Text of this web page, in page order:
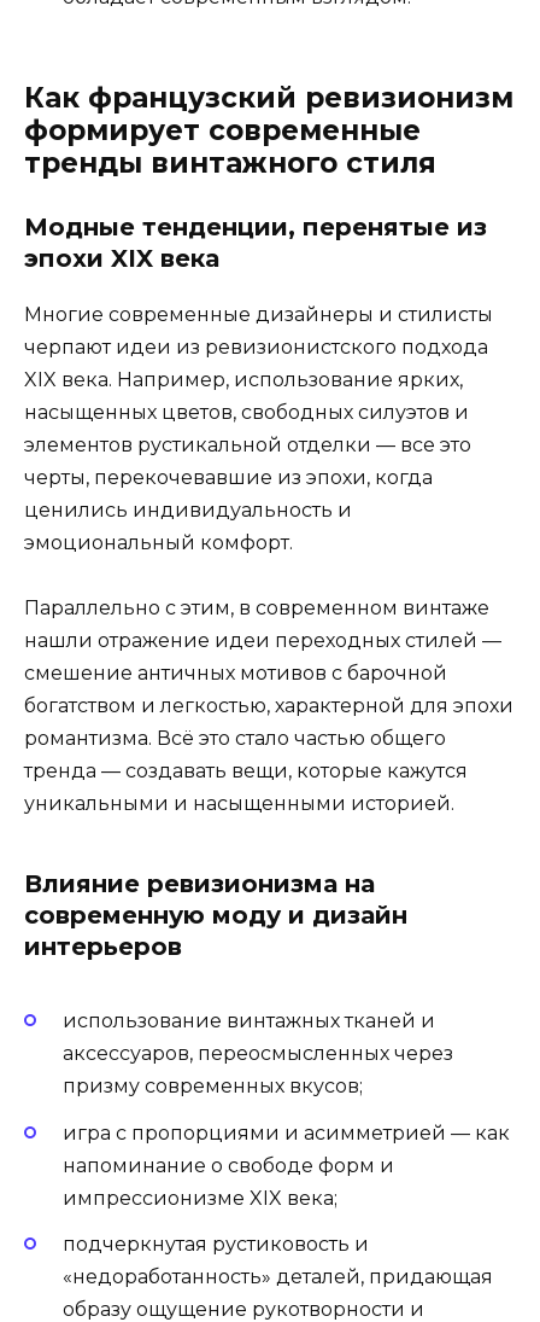
Как французский ревизионизм
формирует современные
тренды винтажного стиля
Модные тенденции, перенятые из
эпохи XIX века
Многие современные дизайнеры и стилисты
черпают идеи из ревизионистского подхода
XIX века. Например, использование ярких,
насыщенных цветов, свободных силуэтов и
элементов рустикальной отделки — все это
черты, перекочевавшие из эпохи, когда
ценились индивидуальность и
эмоциональный комфорт.
Параллельно с этим, в современном винтаже
нашли отражение идеи переходных стилей —
смешение античных мотивов с барочной
богатством и легкостью, характерной для эпохи
романтизма. Всё это стало частью общего
тренда — создавать вещи, которые кажутся
уникальными и насыщенными историей.
Влияние ревизионизма на
современную моду и дизайн
интерьеров
использование винтажных тканей и
аксессуаров, переосмысленных через
призму современных вкусов;
игра с пропорциями и асимметрией — как
напоминание о свободе форм и
импрессионизме XIX века;
подчеркнутая рустиковость и
«недоработанность» деталей, придающая
образу ощущение рукотворности и